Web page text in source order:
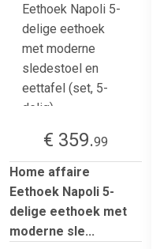
€ 359.99
Home affaire
Eethoek Napoli 5-
delige eethoek met
moderne sle...